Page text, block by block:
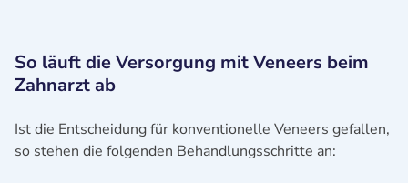
So läuft die Versorgung mit Veneers beim
Zahnarzt ab
Ist die Entscheidung für konventionelle Veneers gefallen,
so stehen die folgenden Behandlungsschritte an: